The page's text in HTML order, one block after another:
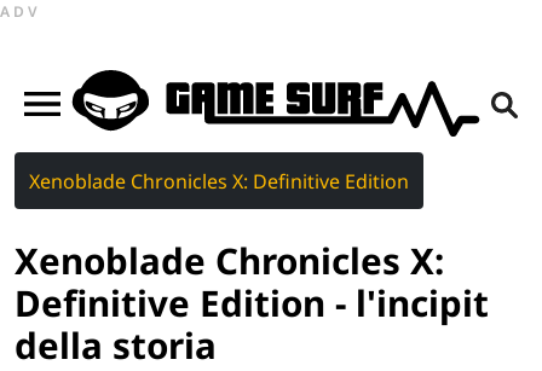
ADV
Xenoblade Chronicles X: Definitive Edition
Xenoblade Chronicles X:
Definitive Edition - l'incipit
della storia